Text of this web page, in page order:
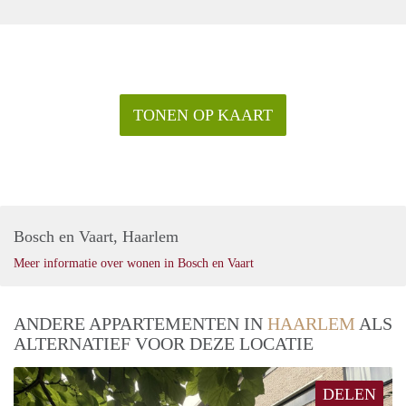
TONEN OP KAART
Bosch en Vaart, Haarlem
Meer informatie over wonen in Bosch en Vaart
ANDERE APPARTEMENTEN IN HAARLEM ALS
ALTERNATIEF VOOR DEZE LOCATIE
DELEN